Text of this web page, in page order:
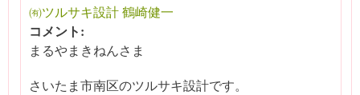
㈲ツルサキ設計 鶴崎健一
コメント:
まるやまきねんさま
さいたま市南区のツルサキ設計です。